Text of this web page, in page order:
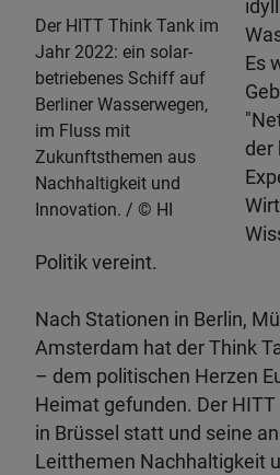
Der HITT Think Tank im
Jahr 2022: ein solar-
betriebenes Schiff auf
Berliner Wasserwegen,
im Fluss mit
Zukunftsthemen aus
Nachhaltigkeit und
Innovation.
HI
Es
der
Politik vereint.
Nach Stationen in Berlin,
Amsterdam hat der Think
– dem politischen Herzen
Heimat gefunden. Der
in Brüssel statt und seine
Leitthemen Nachhaltigkeit